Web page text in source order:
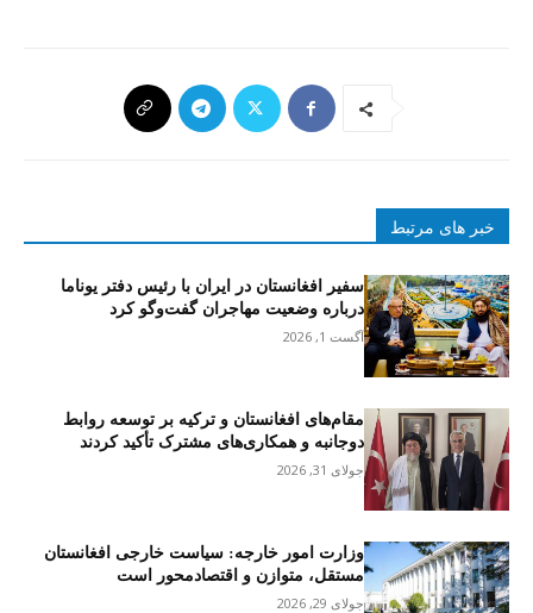
خبر های مرتبط
سفیر افغانستان در ایران با رئیس دفتر یوناما
درباره وضعیت مهاجران گفت‌وگو کرد
آگست 1, 2026
مقام‌های افغانستان و ترکیه بر توسعه روابط
دوجانبه و همکاری‌های مشترک تأکید کردند
جولای 31, 2026
وزارت امور خارجه: سیاست خارجی افغانستان
مستقل، متوازن و اقتصادمحور است
جولای 29, 2026